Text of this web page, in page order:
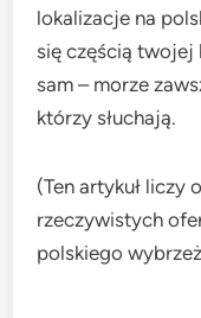
lokalizacje na
się częścią twojej
sam – morze
którzy słuchają.
(Ten artykuł liczy
rzeczywistych
polskiego